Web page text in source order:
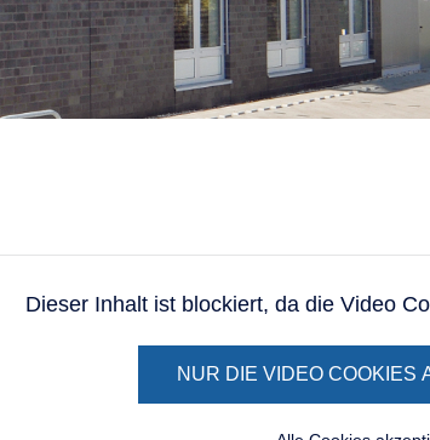
Dieser Inhalt ist blockiert, da die Video
NUR DIE VIDEO COOKIES